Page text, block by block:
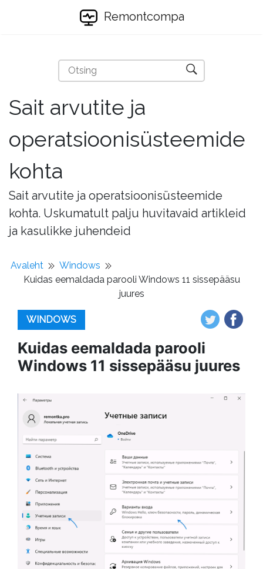
Remontcompa
Sait arvutite ja
operatsioonisüsteemide
kohta
Sait arvutite ja operatsioonisüsteemide
kohta. Uskumatult palju huvitavaid artikleid
ja kasulikke juhendeid
Avaleht
Windows
Kuidas eemaldada parooli Windows 11 sissepääsu
juures
WINDOWS
Kuidas eemaldada parooli
Windows 11 sissepääsu juures